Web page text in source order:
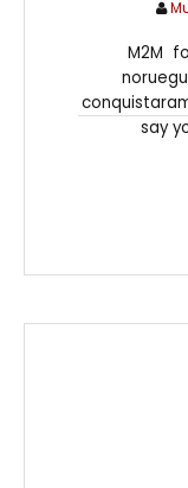
M2M
say